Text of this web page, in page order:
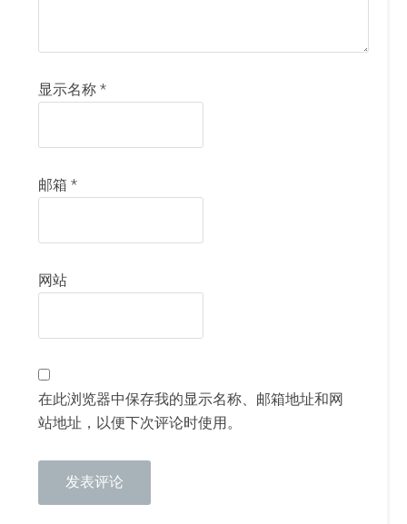
显示名称*
邮箱*
网站
在此浏览器中保存我的显示名称、邮箱地址和网
站地址，以便下次评论时使用。